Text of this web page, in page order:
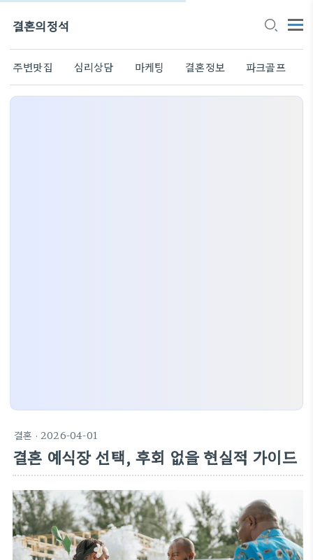
결혼의정석
주변맛집 심리상담 마케팅 결혼정보 파크골프
결혼 · 2026-04-01
결혼 예식장 선택, 후회 없을 현실적 가이드